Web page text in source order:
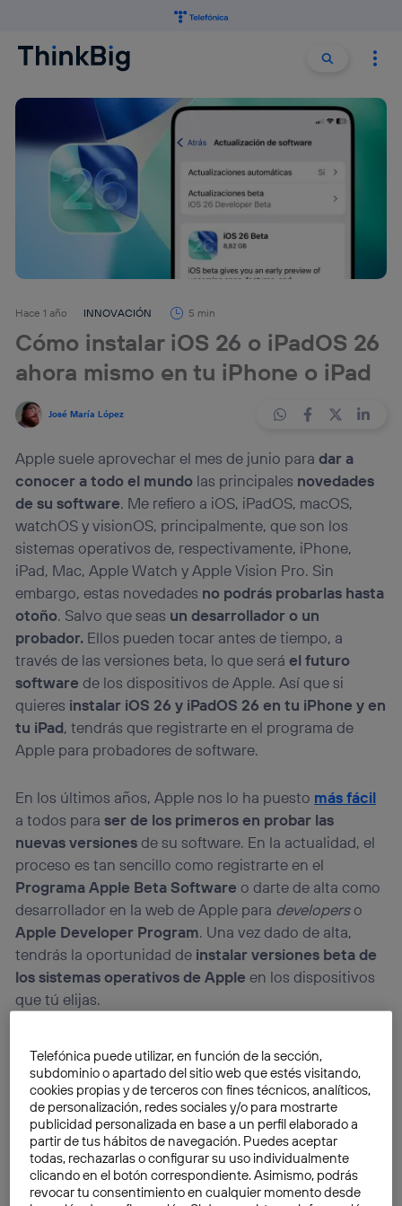
Buscar
Hace 1 año INNOVACIÓN 5 min
Cómo instalar iOS 26 o iPadOS 26
ahora mismo en tu iPhone o iPad
José María López
Apple suele aprovechar el mes de junio paradar a
conocer a todo el mundo las principales novedades
de su software. Me refiero a iOS, iPadOS, macOS,
watchOS y visionOS, principalmente, que son los
sistemas operativos de, respectivamente, iPhone,
iPad, Mac, Apple Watch y Apple Vision Pro. Sin
embargo, estas novedades no podrás probarlas hasta
otoño. Salvo que seas un desarrollador o un
probador. Ellos pueden tocar antes de tiempo, a
través de las versiones beta, lo que seráel futuro
software de los dispositivos de Apple. Así que si
quieres instalar iOS 26 y iPadOS 26 en tu iPhone y en
tu iPad, tendrás que registrarte en el programa de
Apple para probadores de software.
En los últimos años, Apple nos lo ha puesto más fácil
a todos paraser de los primeros en probar las
nuevas versionesde su software. En la actualidad, el
proceso es tan sencillo como registrarte en el
Programa Apple Beta Software o darte de alta como
desarrollador en la web de Apple para developerso
Apple Developer Program. Una vez dado de alta,
tendrás la oportunidad de instalar versiones beta de
los sistemas operativos de Apple en los dispositivos
que tú elijas.
Telefónica puede utilizar, en función de la sección,
subdominio o apartado del sitio web que estés visitando,
cookies propias y de terceros con fines técnicos, analíticos,
de personalización, redes sociales y/o para mostrarte
publicidad personalizada en base a un perfil elaborado a
partir de tus hábitos de navegación. Puedes aceptar
todas, rechazarlas o configurar su uso individualmente
clicando en el botón correspondiente. Asimismo, podrás
revocar tu consentimiento en cualquier momento desde